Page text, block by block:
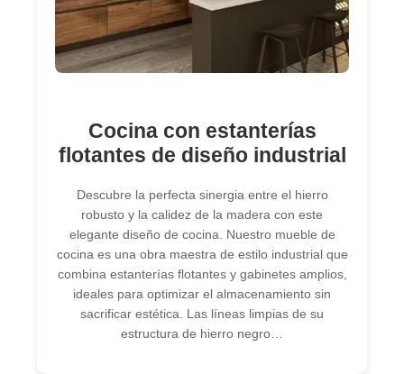
Cocina con estanterías
flotantes de diseño industrial
Descubre la perfecta sinergia entre el hierro
robusto y la calidez de la madera con este
elegante diseño de cocina. Nuestro mueble de
cocina es una obra maestra de estilo industrial que
combina estanterías flotantes y gabinetes amplios,
ideales para optimizar el almacenamiento sin
sacrificar estética. Las líneas limpias de su
estructura de hierro negro…